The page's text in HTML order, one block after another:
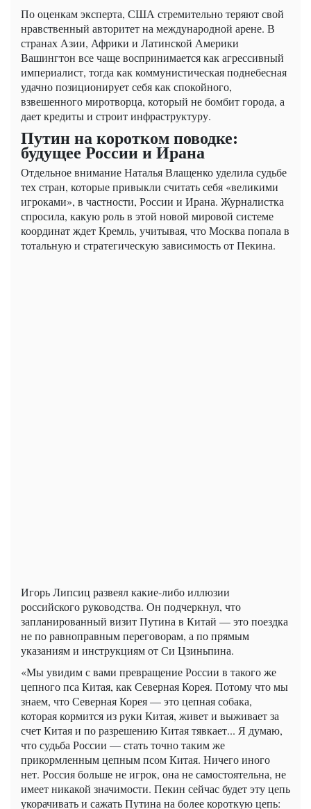
По оценкам эксперта, США стремительно теряют свой
нравственный авторитет на международной арене. В
странах Азии, Африки и Латинской Америки
Вашингтон все чаще воспринимается как агрессивный
империалист, тогда как коммунистическая поднебесная
удачно позиционирует себя как спокойного,
взвешенного миротворца, который не бомбит города, а
дает кредиты и строит инфраструктуру.
Путин на коротком поводке:
будущее России и Ирана
Отдельное внимание Наталья Влащенко уделила судьбе
тех стран, которые привыкли считать себя «великими
игроками», в частности, России и Ирана. Журналистка
спросила, какую роль в этой новой мировой системе
координат ждет Кремль, учитывая, что Москва попала в
тотальную и стратегическую зависимость от Пекина.
Игорь Липсиц развеял какие-либо иллюзии
российского руководства. Он подчеркнул, что
запланированный визит Путина в Китай — это поездка
не по равноправным переговорам, а по прямым
указаниям и инструкциям от Си Цзиньпина.
«Мы увидим с вами превращение России в такого же
цепного пса Китая, как Северная Корея. Потому что мы
знаем, что Северная Корея — это цепная собака,
которая кормится из руки Китая, живет и выживает за
счет Китая и по разрешению Китая тявкает... Я думаю,
что судьба России — стать точно таким же
прикормленным цепным псом Китая. Ничего иного
нет. Россия больше не игрок, она не самостоятельна, не
имеет никакой значимости. Пекин сейчас будет эту цепь
укорачивать и сажать Путина на более короткую цепь: